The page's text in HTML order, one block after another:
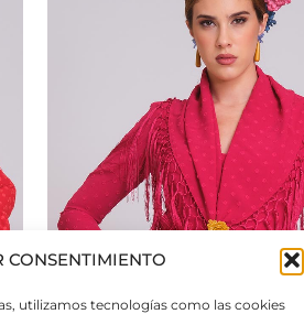
CONSENTIMIENTO
utilizamos tecnologías como las cookies